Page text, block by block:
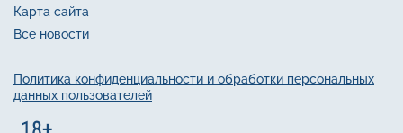
Карта сайта
Все новости
Политика конфиденциальности и обработки персональных
данных пользователей